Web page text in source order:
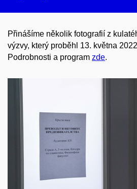
Přinášíme několik fotografií z
výzvy, který proběhl 13. května
Podrobnosti a program zde.